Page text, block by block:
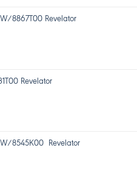
8867T00 Revelator
Revelator
8545K00 Revelator